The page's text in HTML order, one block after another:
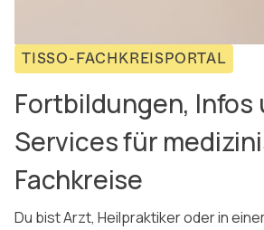
TISSO-FACHKREISPORTAL
Fortbildungen, Infos
Services für
Fachkreise
Du bist Arzt, Heilpraktiker oder in